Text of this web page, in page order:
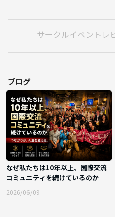
サークルイベントレ
ブログ
なぜ私たちは10年以上、国際交流
コミュニティを続けているのか
2026/06/09